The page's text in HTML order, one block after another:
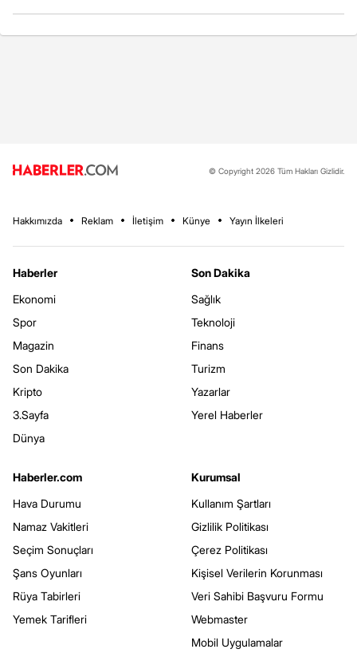
© Copyright 2026 Tüm Hakları Gizlidir.
Hakkımızda Reklam İletişim Künye Yayın İlkeleri
Haberler
Ekonomi
Spor
Magazin
Son Dakika
Kripto
3.Sayfa
Dünya
Son Dakika
Sağlık
Teknoloji
Finans
Turizm
Yazarlar
Yerel Haberler
Haberler.com
Hava Durumu
Namaz Vakitleri
Seçim Sonuçları
Şans Oyunları
Rüya Tabirleri
Yemek Tarifleri
Kurumsal
Kullanım Şartları
Gizlilik Politikası
Çerez Politikası
Kişisel Verilerin Korunması
Veri Sahibi Başvuru Formu
Webmaster
Mobil Uygulamalar